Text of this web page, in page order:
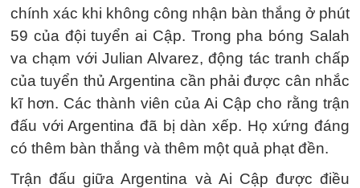
chính xác khi không công nhận bàn thắng ở phút
59 của đội tuyển ai Cập. Trong pha bóng Salah
va chạm với Julian Alvarez, động tác tranh chấp
của tuyển thủ Argentina cần phải được cân nhắc
kĩ hơn. Các thành viên của Ai Cập cho rằng trận
đấu với Argentina đã bị dàn xếp. Họ xứng đáng
có thêm bàn thắng và thêm một quả phạt đền.
Trận đấu giữa Argentina và Ai Cập được điều